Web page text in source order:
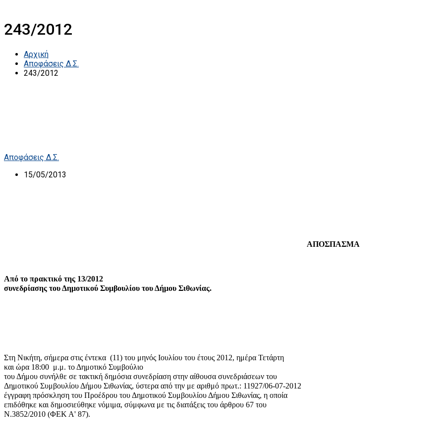
243/2012
Αρχική
Αποφάσεις Δ.Σ.
243/2012
Αποφάσεις Δ.Σ.
15/05/2013
ΑΠΟΣΠΑΣΜΑ
Από το πρακτικό της 13/2012
συνεδρίασης του Δημοτικού Συμβουλίου του Δήμου Σιθωνίας.
Στη Νικήτη, σήμερα στις έντεκα (11) του μηνός Ιουλίου του έτους 2012, ημέρα Τετάρτη
και ώρα 18:00 μ.μ. το Δημοτικό Συμβούλιο
του Δήμου συνήλθε σε τακτική δημόσια συνεδρίαση στην αίθουσα συνεδριάσεων του
Δημοτικού Συμβουλίου Δήμου Σιθωνίας, ύστερα από την με αριθμό πρωτ.: 11927/06-07-2012
έγγραφη πρόσκληση του Προέδρου του Δημοτικού Συμβουλίου Δήμου Σιθωνίας, η οποία
επιδόθηκε και δημοσιεύθηκε νόμιμα, σύμφωνα με τις διατάξεις του άρθρου 67 του
Ν.3852/2010 (ΦΕΚ Α' 87).